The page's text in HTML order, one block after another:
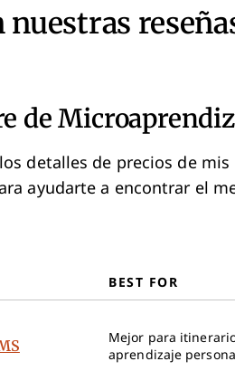
de
detalles de precios de
ayudarte a encontrar el
BEST FOR
Mejor para
aprendizaje